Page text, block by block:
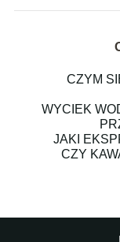
CZYM
WYCIEK
JAKI
CZY